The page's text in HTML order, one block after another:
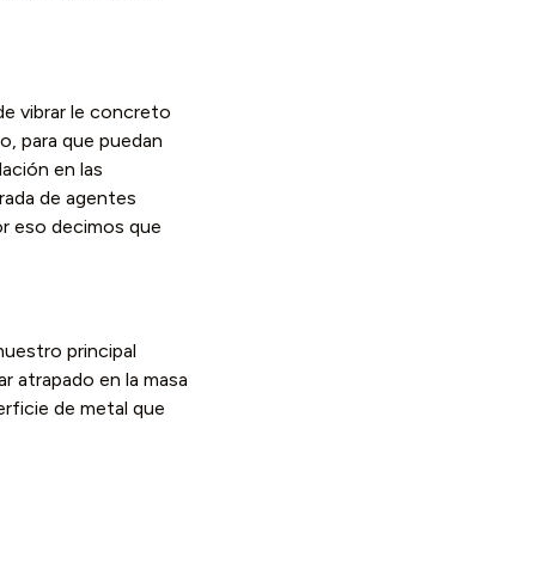
vibrar le concreto
para que puedan
en las
de agentes
eso decimos que
principal
atrapado en la masa
de metal que